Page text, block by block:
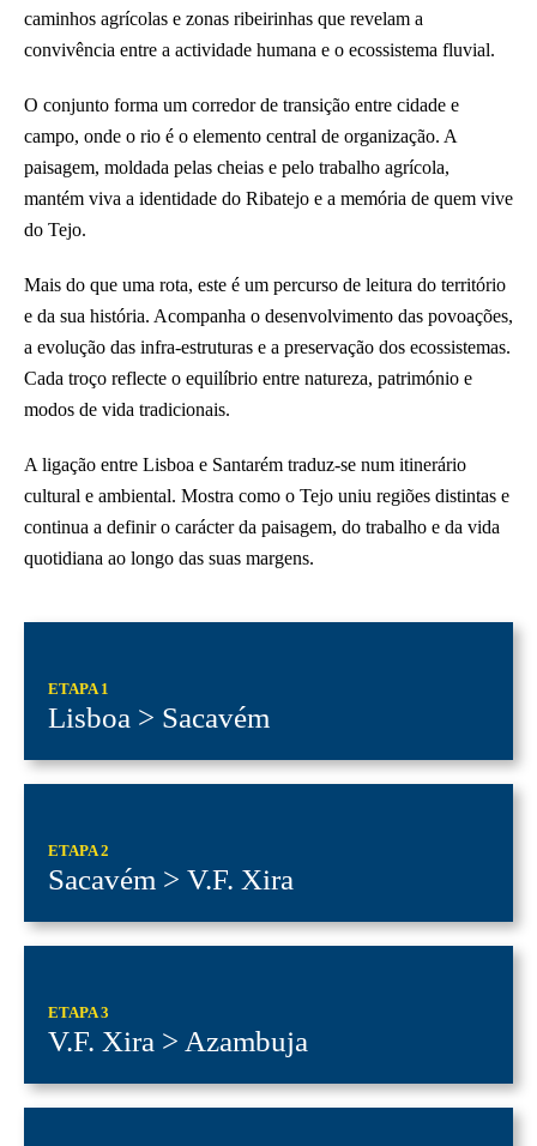
caminhos agrícolas e zonas ribeirinhas que revelam a
convivência entre a actividade humana e o ecossistema fluvial.
O conjunto forma um corredor de transição entre cidade e
campo, onde o rio é o elemento central de organização. A
paisagem, moldada pelas cheias e pelo trabalho agrícola,
mantém viva a identidade do Ribatejo e a memória de quem vive
do Tejo.
Mais do que uma rota, este é um percurso de leitura do território
e da sua história. Acompanha o desenvolvimento das povoações,
a evolução das infra-estruturas e a preservação dos ecossistemas.
Cada troço reflecte o equilíbrio entre natureza, património e
modos de vida tradicionais.
A ligação entre Lisboa e Santarém traduz-se num itinerário
cultural e ambiental. Mostra como o Tejo uniu regiões distintas e
continua a definir o carácter da paisagem, do trabalho e da vida
quotidiana ao longo das suas margens.
ETAPA 1
Lisboa > Sacavém
ETAPA 2
Sacavém > V.F. Xira
ETAPA 3
V.F. Xira > Azambuja